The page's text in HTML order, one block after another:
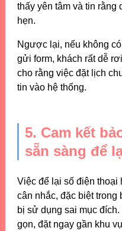
thấy yên tâm và tin rằng
hẹn.
Ngược lại, nếu không
gửi form, khách rất dễ
cho rằng việc đặt lịch
tin vào hệ thống.
5. Cam kết
sẵn sàng để
Việc để lại số điện thoại
cân nhắc, đặc biệt trong
bị sử dụng sai mục
gọn, đặt ngay gần khu